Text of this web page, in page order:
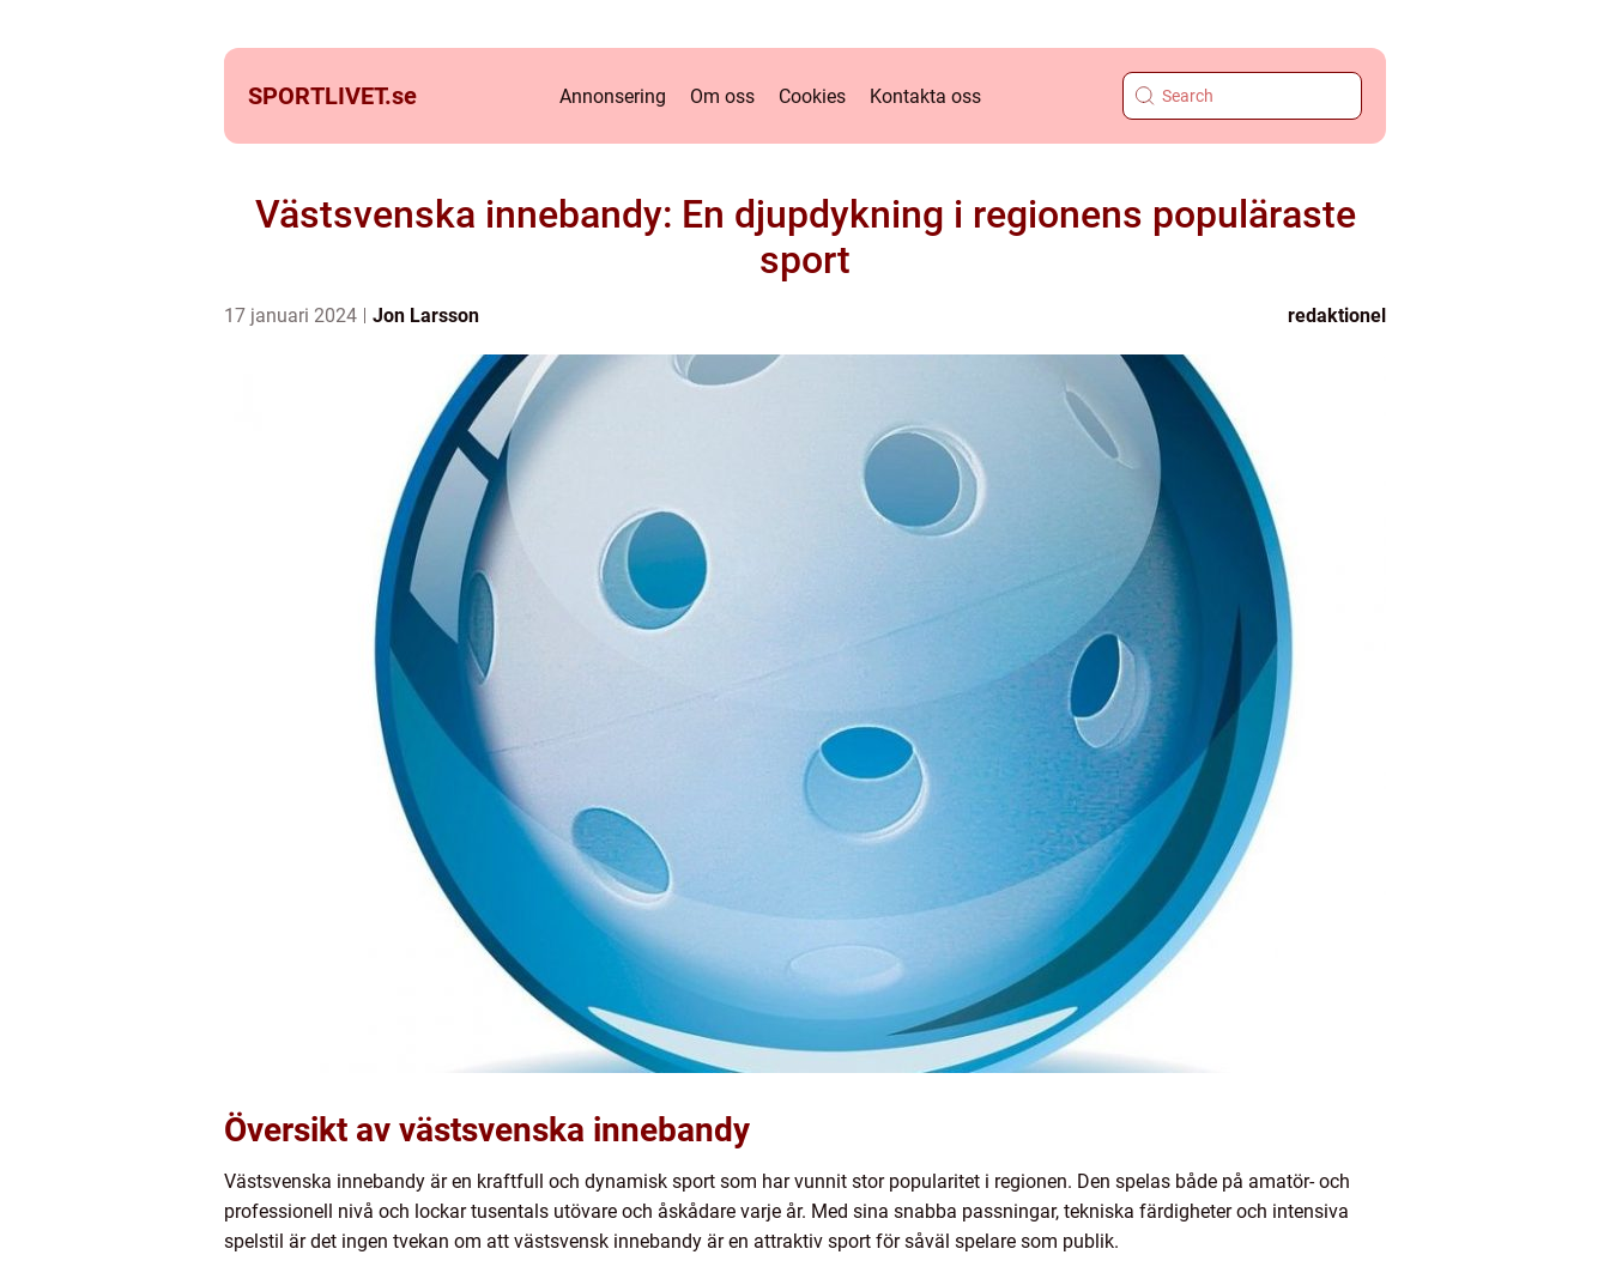
SPORTLIVET.se Annonsering Om oss Cookies Kontakta oss
Västsvenska innebandy: En djupdykning i regionens populäraste
sport
17 januari 2024 Jon Larsson redaktionel
Översikt av västsvenska innebandy
Västsvenska innebandy är en kraftfull och dynamisk sport som har vunnit stor popularitet i regionen. Den spelas både på amatör- och
professionell nivå och lockar tusentals utövare och åskådare varje år. Med sina snabba passningar, tekniska färdigheter och intensiva
spelstil är det ingen tvekan om att västsvensk innebandy är en attraktiv sport för såväl spelare som publik.